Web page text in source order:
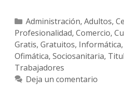
Categorías
Administración, Adultos,
Profesionalidad, Comercio,
Gratis, Gratuitos, Informática,
Ofimática, Sociosanitaria,
Trabajadores
Deja un comentario